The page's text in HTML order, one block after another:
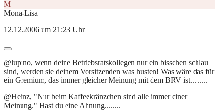
M
Mona-Lisa
12.12.2006 um 21:23 Uhr
@lupino, wenn deine Betriebsratskollegen nur ein bisschen schlau
sind, werden sie deinem Vorsitzenden was husten! Was wäre das für
ein Gremium, das immer gleicher Meinung mit dem BRV ist.........
@Heinz, "Nur beim Kaffeekränzchen sind alle immer einer
Meinung." Hast du eine Ahnung........